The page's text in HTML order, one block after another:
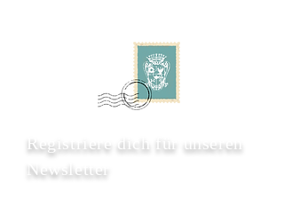
Registriere dich für unseren
Newsletter